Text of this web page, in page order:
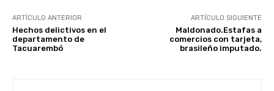
ARTÍCULO ANTERIOR
Hechos delictivos en el
departamento de
Tacuarembó
ARTÍCULO SIGUIENTE
Maldonado.Estafas a
comercios con tarjeta,
brasileño imputado.